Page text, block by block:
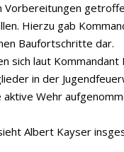
Hierzu gab
Baufortschritte dar.
sich laut
in der
Wehr
Albert Kayser